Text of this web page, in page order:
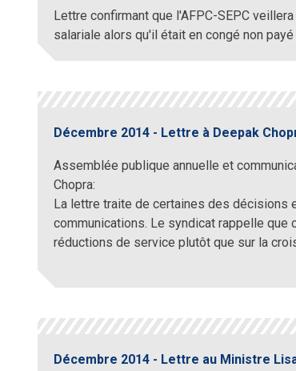
Lettre confirmant que l'AFPC-SEPC
salariale alors qu'il était en congé non
Décembre 2014 - Lettre à Deepak
Assemblée publique annuelle et
Chopra:
La lettre traite de certaines des
communications. Le syndicat rappelle que
réductions de service plutôt que sur la
Décembre 2014 - Lettre au Ministre